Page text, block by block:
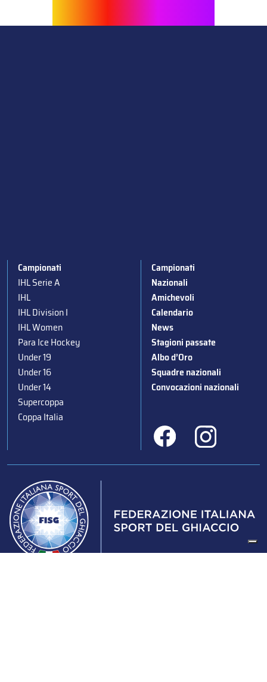
Campionati
IHL Serie A
IHL
IHL Division I
IHL Women
Para Ice Hockey
Under 19
Under 16
Under 14
Supercoppa
Coppa Italia
Campionati
Nazionali
Amichevoli
Calendario
News
Stagioni passate
Albo d’Oro
Squadre nazionali
Convocazioni nazionali